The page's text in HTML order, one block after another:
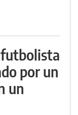
por un
un